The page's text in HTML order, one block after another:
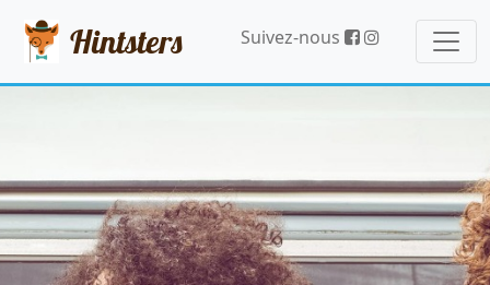
Hintsters Suivez-nous